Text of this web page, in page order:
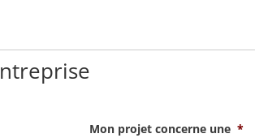
Mon projet concerne une *